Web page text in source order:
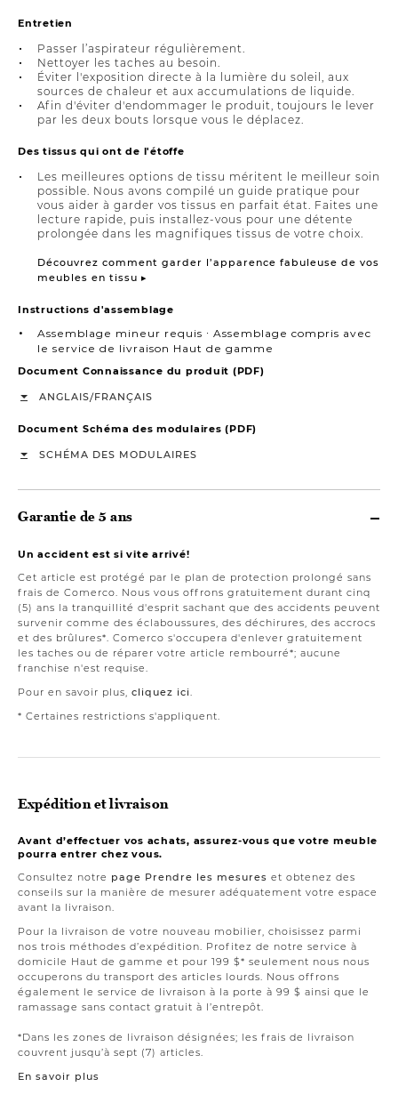
Entretien
Passer l’aspirateur régulièrement.
Nettoyer les taches au besoin.
Éviter l'exposition directe à la lumière du soleil, aux
sources de chaleur et aux accumulations de liquide.
Afin d'éviter d'endommager le produit, toujours le lever
par les deux bouts lorsque vous le déplacez.
Des tissus qui ont de l'étoffe
Les meilleures options de tissu méritent le meilleur soin
possible. Nous avons compilé un guide pratique pour
vous aider à garder vos tissus en parfait état. Faites une
lecture rapide, puis installez-vous pour une détente
prolongée dans les magnifiques tissus de votre choix.
Découvrez comment garder l’apparence fabuleuse de vos
meubles en tissu ▸
Instructions d'assemblage
Assemblage mineur requis ∙ Assemblage compris avec
le service de livraison Haut de gamme
Document Connaissance du produit (PDF)
ANGLAIS/FRANÇAIS
Document Schéma des modulaires (PDF)
SCHÉMA DES MODULAIRES
Garantie de 5 ans
Un accident est si vite arrivé!
Cet article est protégé par le plan de protection prolongé sans
frais de Comerco. Nous vous offrons gratuitement durant cinq
(5) ans la tranquillité d'esprit sachant que des accidents peuvent
survenir comme des éclaboussures, des déchirures, des accrocs
et des brûlures*. Comerco s'occupera d'enlever gratuitement
les taches ou de réparer votre article rembourré*; aucune
franchise n'est requise.
Pour en savoir plus, cliquez ici.
* Certaines restrictions s'appliquent.
Expédition et livraison
Avant d’effectuer vos achats, assurez-vous que votre meuble
pourra entrer chez vous.
Consultez notre page Prendre les mesures et obtenez des
conseils sur la manière de mesurer adéquatement votre espace
avant la livraison.
Pour la livraison de votre nouveau mobilier, choisissez parmi
nos trois méthodes d’expédition. Profitez de notre service à
domicile Haut de gamme et pour 199 $* seulement nous nous
occuperons du transport des articles lourds. Nous offrons
également le service de livraison à la porte à 99 $ ainsi que le
ramassage sans contact gratuit à l’entrepôt.
*Dans les zones de livraison désignées; les frais de livraison
couvrent jusqu’à sept (7) articles.
En savoir plus